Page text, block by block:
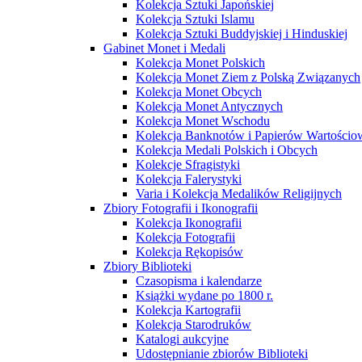
Kolekcja Sztuki Japońskiej
Kolekcja Sztuki Islamu
Kolekcja Sztuki Buddyjskiej i Hinduskiej
Gabinet Monet i Medali
Kolekcja Monet Polskich
Kolekcja Monet Ziem z Polską Związanych
Kolekcja Monet Obcych
Kolekcja Monet Antycznych
Kolekcja Monet Wschodu
Kolekcja Banknotów i Papierów
Kolekcja Medali Polskich i Obcych
Kolekcje Sfragistyki
Kolekcja Falerystyki
Varia i Kolekcja Medalików Religijnych
Zbiory Fotografii i Ikonografii
Kolekcja Ikonografii
Kolekcja Fotografii
Kolekcja Rękopisów
Zbiory Biblioteki
Czasopisma i kalendarze
Książki wydane po 1800 r.
Kolekcja Kartografii
Kolekcja Starodruków
Katalogi aukcyjne
Udostępnianie zbiorów Biblioteki